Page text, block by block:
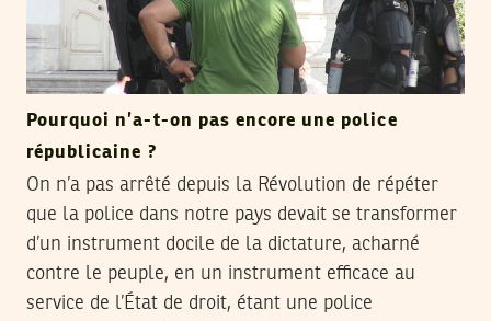
Pourquoi n’a-t-on pas encore une police
républicaine ?
On n’a pas arrêté depuis la Révolution de répéter
que la police dans notre pays devait se transformer
d’un instrument docile de la dictature, acharné
contre le peuple, en un instrument efficace au
service de l’État de droit, étant une police